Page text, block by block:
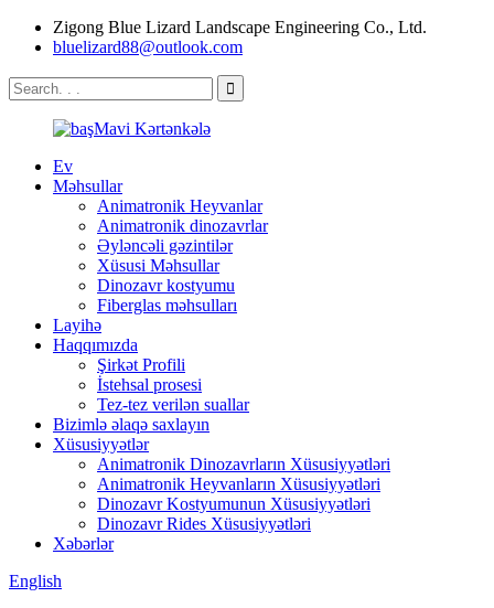
Zigong Blue Lizard Landscape Engineering Co., Ltd.
bluelizard88@outlook.com
Ev
Məhsullar
Animatronik Heyvanlar
Animatronik dinozavrlar
Əyləncəli gəzintilər
Xüsusi Məhsullar
Dinozavr kostyumu
Fiberglas məhsulları
Layihə
Haqqımızda
Şirkət Profili
İstehsal prosesi
Tez-tez verilən suallar
Bizimlə əlaqə saxlayın
Xüsusiyyətlər
Animatronik Dinozavrların Xüsusiyyətləri
Animatronik Heyvanların Xüsusiyyətləri
Dinozavr Kostyumunun Xüsusiyyətləri
Dinozavr Rides Xüsusiyyətləri
Xəbərlər
English